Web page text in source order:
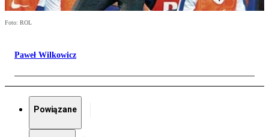
Foto: ROL
Paweł Wilkowicz
Powiązane